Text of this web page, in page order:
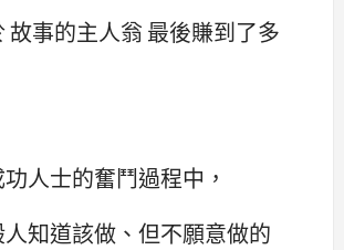
故事的主人翁 最後賺到了多
人士的奮鬥過程中，
知道該做、但不願意做的